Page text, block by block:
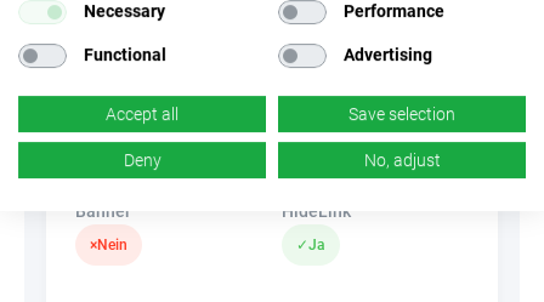
Unerlaubter
k.A.
k.A.
×Nein
Banner
×Nein
HideLink
✓Ja
Necessary Performance
Functional Advertising
Accept all Save selection
Deny No, adjust